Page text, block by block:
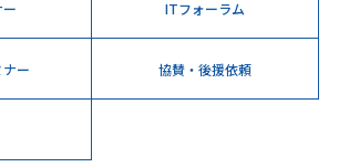
ITフォーラム
ー 協賛・後援依頼